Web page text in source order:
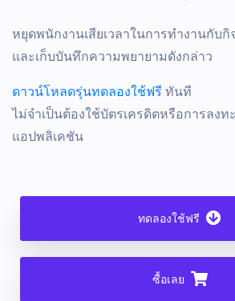
หยุดพนักงานเสียเวลาในการทํางานกับ
และเก็บบันทึกความพยายามดังกล่าว
ดาวน์โหลดรุ่นทดลองใช้ฟรี ทันที
ไม่จําเป็นต้องใช้บัตรเครดิตหรือการลงท
แอปพลิเคชัน
ทดลองใช้ฟรี
ซื้อเลย